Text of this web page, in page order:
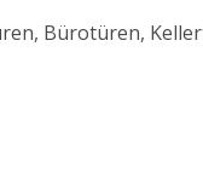
Bürotüren,